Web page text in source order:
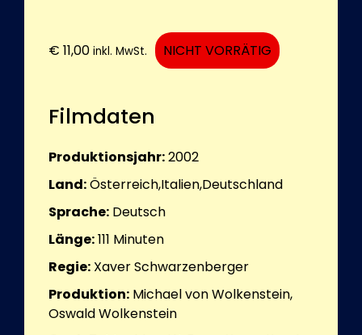
€ 11,00 inkl. MwSt. NICHT VORRÄTIG
Filmdaten
Produktionsjahr:2002
Land:Österreich,Italien,Deutschland
Sprache: Deutsch
Länge:111 Minuten
Regie: Xaver Schwarzenberger
Produktion: Michael von Wolkenstein,
Oswald Wolkenstein